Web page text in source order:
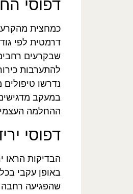
דפוסי
כמחצית
דרמטית לפי
שבקרעים
להתערבות
נדרשו
במעקב
ההחלמה
דפוסי
הבדיקות הראו
באופן עקבי
שהפגיעה רחבה